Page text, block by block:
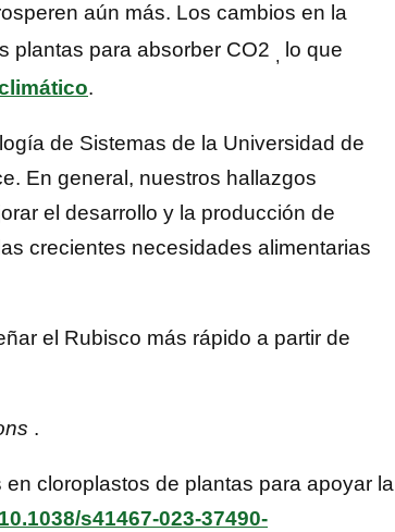
aún más. Los cambios en la
plantas para absorber CO2 , lo que
.
de Sistemas de la Universidad de
En general, nuestros hallazgos
el desarrollo y la producción de
crecientes necesidades alimentarias
el Rubisco más rápido a partir de
.
cloroplastos de plantas para apoyar la
s41467-023-37490-